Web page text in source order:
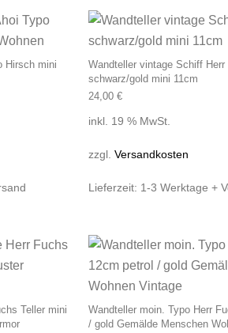
Hirsch mini
Wandteller vintage Schiff Herr
schwarz/gold mini 11cm
24,00 €
inkl. 19 % MwSt.
zzgl. Versandkosten
Lieferzeit: 1-3 Werktage +
Teller mini
Wandteller moin. Typo Herr
/ gold Gemälde Menschen